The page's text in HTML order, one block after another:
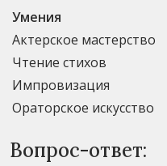
Умения
Актерское мастерство
Чтение стихов
Импровизация
Ораторское искусство
Вопрос-ответ: